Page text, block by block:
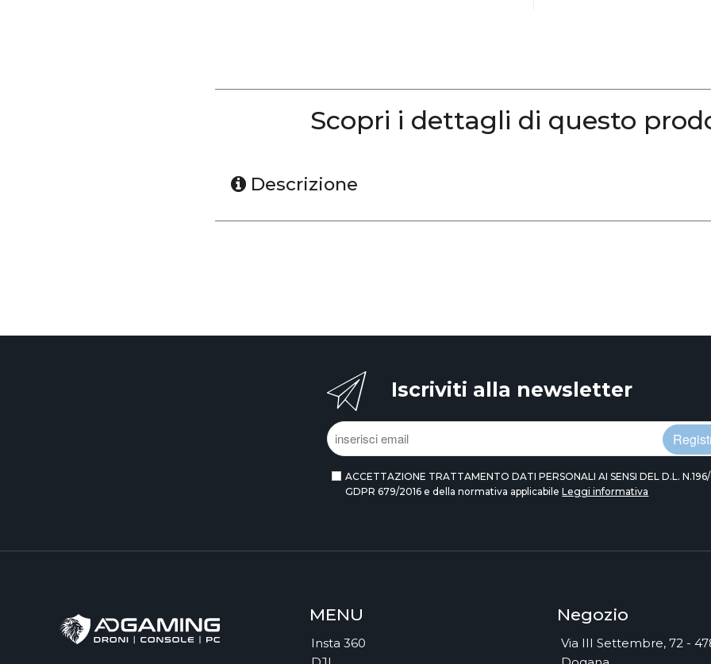
Scopri i dettagli di questo
Descrizione
Iscriviti alla newsletter
ACCETTAZIONE TRATTAMENTO DATI PERSONALI AI SENSI DEL D.L.
GDPR 679/2016 e della normativa applicabileLeggi informativa
MENU
Insta 360
Negozio
Via III Settembre, 72 -